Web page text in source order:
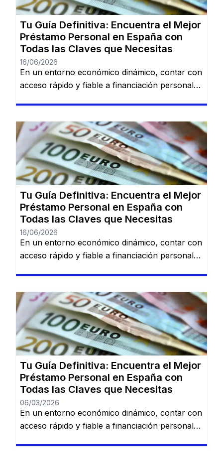
Tu Guía Definitiva: Encuentra el Mejor
Préstamo Personal en España con
Todas las Claves que Necesitas
16/06/2026
En un entorno económico dinámico, contar con
acceso rápido y fiable a financiación personal
largamente esperados, tener la información
adecuada sobre préstamos disponibles puede
marcar la diferencia. En esta guía, descubrirás
los mejores préstamos personales del mercado
español: Dineti, BBVA Préstamo Personal,
Cofidis, […]
Tu Guía Definitiva: Encuentra el Mejor
Préstamo Personal en España con
Todas las Claves que Necesitas
16/06/2026
En un entorno económico dinámico, contar con
acceso rápido y fiable a financiación personal
largamente esperados, tener la información
adecuada sobre préstamos disponibles puede
marcar la diferencia. En esta guía, descubrirás
los mejores préstamos personales del mercado
español: Dineti, BBVA Préstamo Personal,
Cofidis, […]
Tu Guía Definitiva: Encuentra el Mejor
Préstamo Personal en España con
Todas las Claves que Necesitas
06/03/2026
En un entorno económico dinámico, contar con
acceso rápido y fiable a financiación personal